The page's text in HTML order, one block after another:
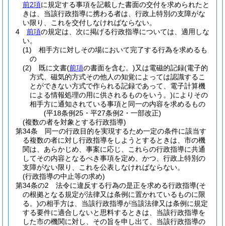
前2項に規定する事項を記載した書面の交付を求められたと
きは、当該行政指導に携わる者は、行政上特別の支障がな
い限り、これを交付しなければならない。
4
前項の規定は、次に掲げる行政指導については、適用しな
い。
(1)
相手方に対しその場において完了する行為を求めるも
の
(2)
既に文書(前項の書面を含む。)又は電磁的記録(電子的
方式、磁気的方式その他人の知覚によっては認識するこ
とができない方式で作られる記録であって、電子計算機
による情報処理の用に供されるものをいう。)によりその
相手方に通知されている事項と同一の内容を求めるもの
(平18条例25・平27条例2・一部改正)
(複数の者を対象とする行政指導)
第34条
同一の行政目的を実現するため一定の条件に該当す
る複数の者に対し行政指導をしようとするときは、市の機
関は、あらかじめ、事案に応じ、これらの行政指導に共通
してその内容となるべき事項を定め、かつ、行政上特別の
支障がない限り、これを公表しなければならない。
(行政指導の中止等の求め)
第34条の2
法令に違反する行為の是正を求める行政指導(そ
の根拠となる規定が法律又は条例に置かれているものに限
る。)の相手方は、当該行政指導が当該法律又は条例に規定
する要件に適合しないと思料するときは、当該行政指導を
した市の機関に対し、その旨を申し出て、当該行政指導の